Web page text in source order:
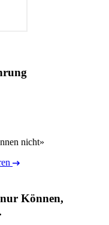
nicht»
Können,